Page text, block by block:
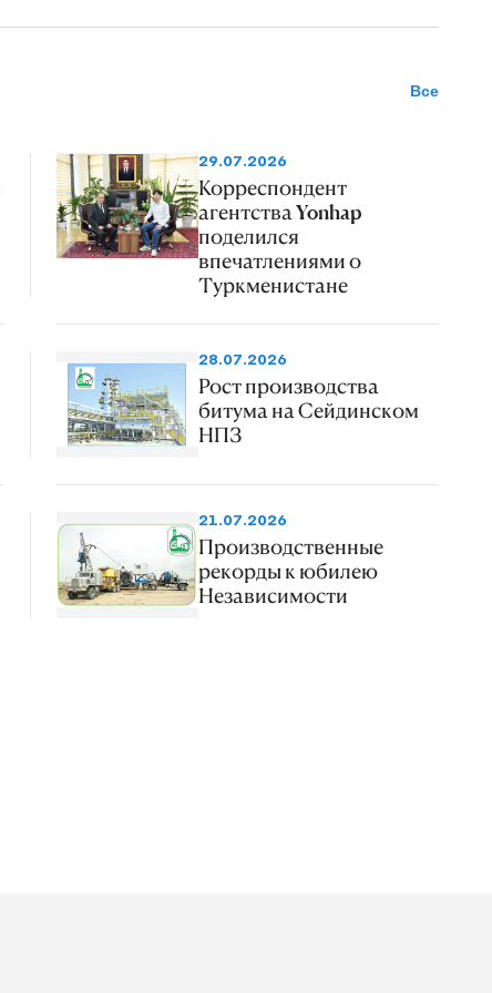
Все
29.07.2026
Корреспондент
агентства Yonhap
поделился
впечатлениями о
Туркменистане
28.07.2026
Рост производства
битума на Сейдинском
НПЗ
21.07.2026
Производственные
рекорды к юбилею
Независимости